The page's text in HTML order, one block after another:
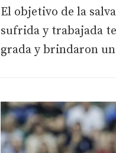
El objetivo de la
sufrida y trabajada
grada y brindaron